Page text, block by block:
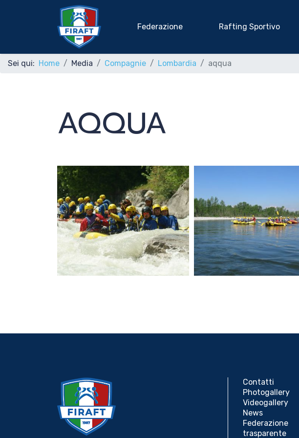
Federazione Rafting Sportivo
Federazione
Discipline Federali
Formazione
News
Media
Tesseramento e Affiliazione
Contatti
Sei qui: Home Media Compagnie Lombardia aqqua
AQQUA
Contatti
Photogallery
Videogallery
News
Federazione
trasparente